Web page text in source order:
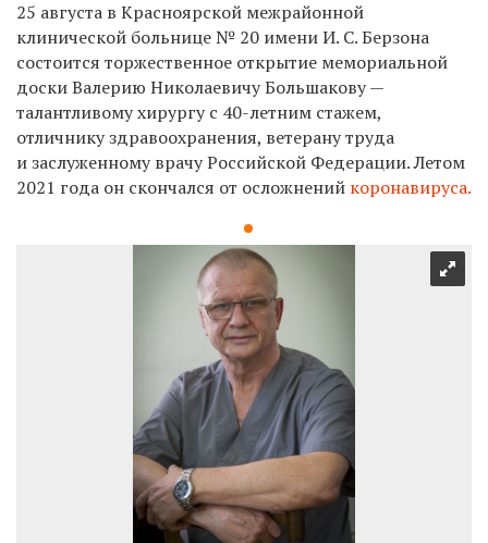
25 августа в Красноярской межрайонной
клинической больнице № 20 имени И. С. Берзона
состоится торжественное открытие мемориальной
доски Валерию Николаевичу Большакову —
талантливому хирургу с 40-летним стажем,
отличнику здравоохранения, ветерану труда
и заслуженному врачу Российской Федерации. Летом
2021 года он скончался от осложнений коронавируса.